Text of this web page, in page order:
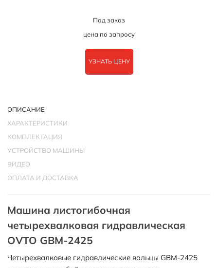
Под заказ
цена по запросу
УЗНАТЬ ЦЕНУ
ОПИСАНИЕ
ХАРАКТЕРИСТИКИ
КОМПЛЕКТАЦИЯ
УСТРОЙСТВО МАШИНЫ
ВИДЕО
ОПЛАТА И ДОСТАВКА
Машина листогибочная
четырехвалковая гидравлическая
OVTO GBM-2425
Четырехвалковые гидравлические вальцы GBM-2425